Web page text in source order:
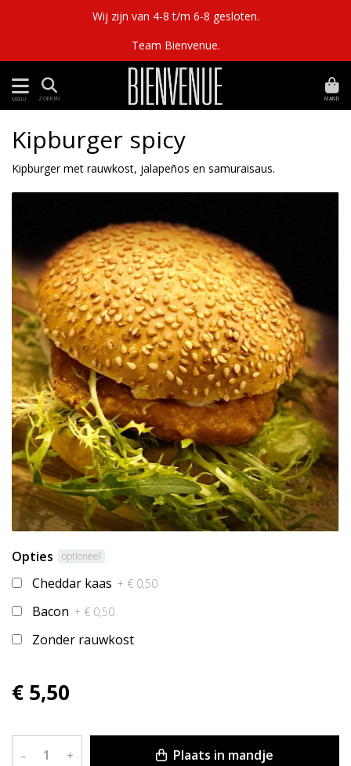
Wij zijn van 4-8 t/m 6-8 gesloten.
Team Bienvenue.
MENU ZOEKEN MAND
Kipburger spicy
Kipburger met rauwkost, jalapeños en samuraisaus.
Opties optioneel
Cheddar kaas + € 0,50
Bacon + € 0,50
Zonder rauwkost
€ 5,50
– + Plaats in mandje